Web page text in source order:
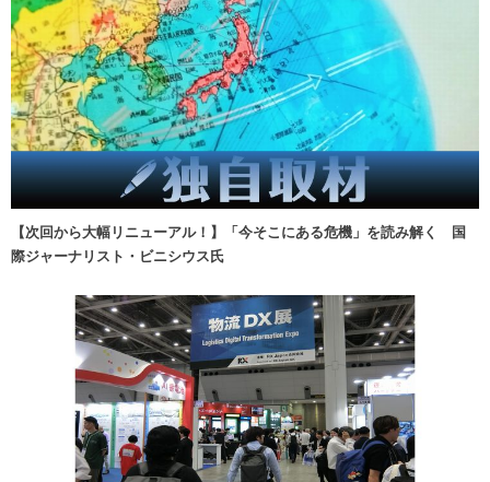
【次回から大幅リニューアル！】「今そこにある危機」を読み解く 国
際ジャーナリスト・ビニシウス氏